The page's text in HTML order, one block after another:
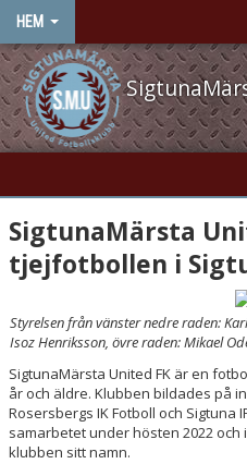
HEM
HEM
NYHETER
OM KLUBBEN
VÅRA LAG/TRÄNARE
KALENDER
SigtunaMärsta
tjejfotbollen i
Styrelsen från vänster nedre raden:
Isoz Henriksson, övre raden: Mikael
SigtunaMärsta United FK är en
år och äldre. Klubben bildades på
Rosersbergs IK Fotboll och Sigtuna
samarbetet under hösten 2022
klubben sitt namn.